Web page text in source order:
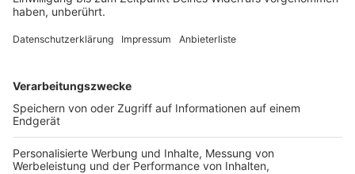
Spiel?
Nach dem Start in zentralen Einrichtungen sollen die
Corona-Impfungen dezentral weitergehen - wie es
Praxen gerade auch wieder mit mehr als 20 Millionen
kann, ist offen, vielleicht im Sommer. Voraussetzung